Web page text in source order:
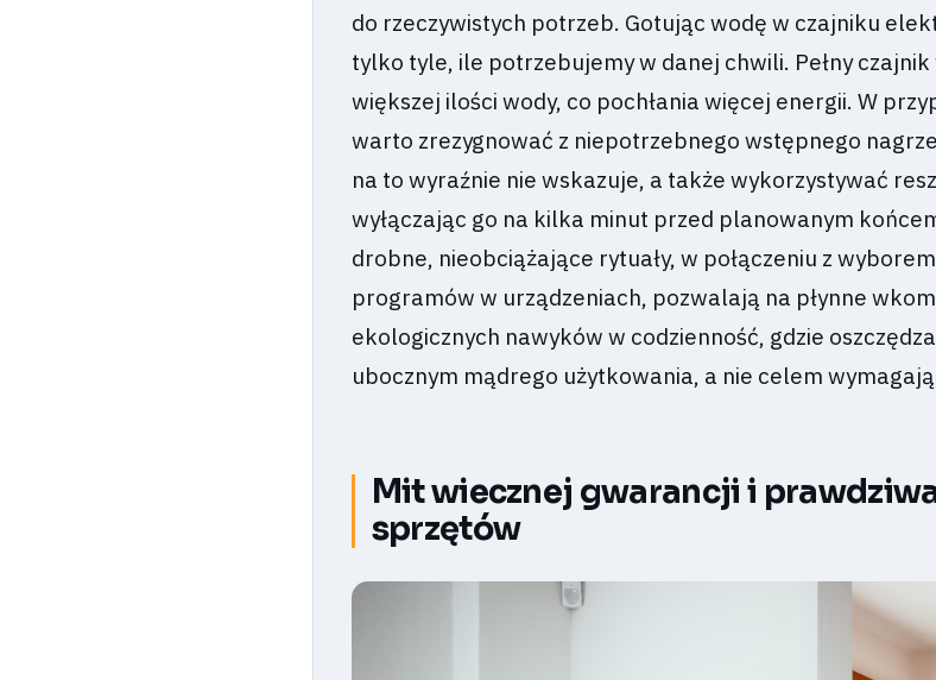
do rzeczywistych potrzeb. Gotując wodę w czajniku
tylko tyle, ile potrzebujemy w danej chwili. Pełny
większej ilości wody, co pochłania więcej energii. W
warto zrezygnować z niepotrzebnego wstępnego
na to wyraźnie nie wskazuje, a także wykorzystywać
wyłączając go na kilka minut przed planowanym
drobne, nieobciążające rytuały, w połączeniu z
programów w urządzeniach, pozwalają na płynne
ekologicznych nawyków w codzienność, gdzie
ubocznym mądrego użytkowania, a nie celem
Mit wiecznej gwarancji i
sprzętów